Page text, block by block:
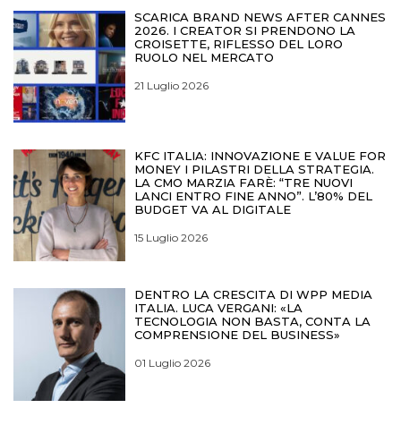
SCARICA BRAND NEWS AFTER CANNES
2026. I CREATOR SI PRENDONO LA
CROISETTE, RIFLESSO DEL LORO
RUOLO NEL MERCATO
21 Luglio 2026
KFC ITALIA: INNOVAZIONE E VALUE FOR
MONEY I PILASTRI DELLA STRATEGIA.
LA CMO MARZIA FARÈ: “TRE NUOVI
LANCI ENTRO FINE ANNO”. L’80% DEL
BUDGET VA AL DIGITALE
15 Luglio 2026
DENTRO LA CRESCITA DI WPP MEDIA
ITALIA. LUCA VERGANI: «LA
TECNOLOGIA NON BASTA, CONTA LA
COMPRENSIONE DEL BUSINESS»
01 Luglio 2026